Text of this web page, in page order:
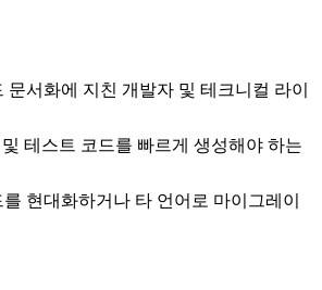
문서화에 지친 개발자 및 테크니컬 라이
테스트 코드를 빠르게 생성해야 하는
현대화하거나 타 언어로 마이그레이